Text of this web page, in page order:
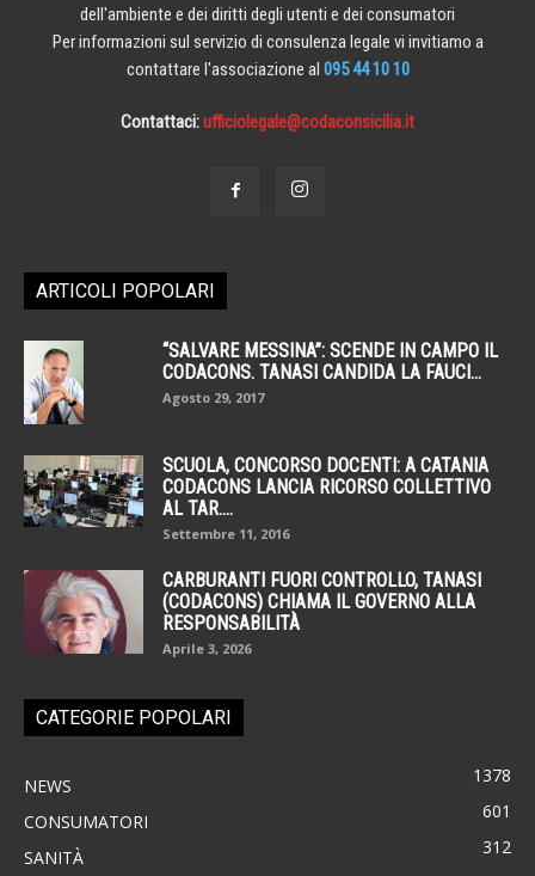
dell'ambiente e dei diritti degli utenti e dei consumatori
Per informazioni sul servizio di consulenza legale vi invitiamo a
contattare l'associazione al 095 44 10 10
Contattaci:ufficiolegale@codaconsicilia.it
ARTICOLI POPOLARI
“SALVARE MESSINA”: SCENDE IN CAMPO IL
CODACONS. TANASI CANDIDA LA FAUCI...
Agosto 29, 2017
SCUOLA, CONCORSO DOCENTI: A CATANIA
CODACONS LANCIA RICORSO COLLETTIVO
AL TAR....
Settembre 11, 2016
CARBURANTI FUORI CONTROLLO, TANASI
(CODACONS) CHIAMA IL GOVERNO ALLA
RESPONSABILITÀ
Aprile 3, 2026
CATEGORIE POPOLARI
NEWS 1378
CONSUMATORI 601
SANITÀ
312